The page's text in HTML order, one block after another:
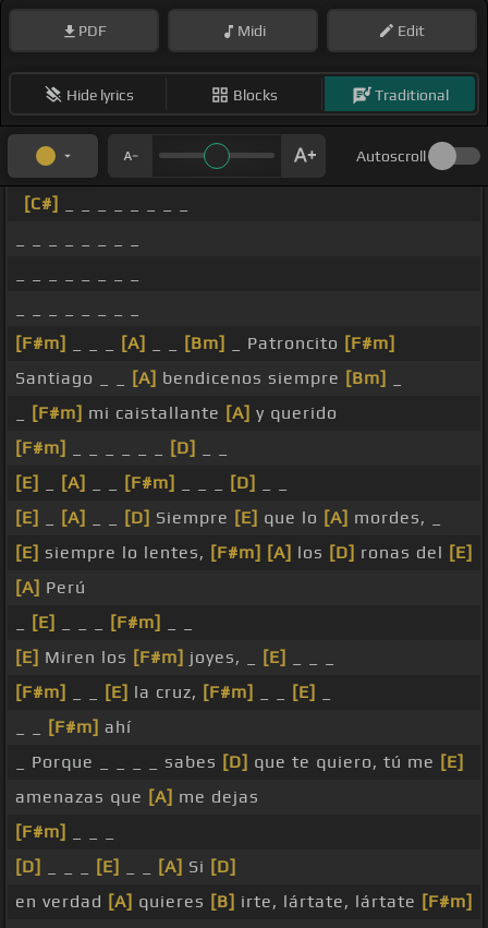
PDF Midi Edit
Hide lyrics Blocks Traditional
Autoscroll
[C#]
[F#m]
[A] [Bm] _ Patroncito [F#m]
Santiago _ _
[A] bendicenos siempre [Bm]
[F#m] mi caistallante [A] y querido
[F#m]
[D]
[E]
[A] [F#m] [D]
[E]
[A] [D] Siempre [E] que lo [A] mordes, _
[E] siempre lo lentes, [F#m] [A] los [D] ronas del [E]
[A] Perú
[E] [F#m]
[E] Miren los [F#m] joyes, _ [E]
[F#m]
[E] la cruz, [F#m] [E]
[F#m] ahí
_ Porque _ _ _ _ sabes [D] que te quiero, tú me [E]
amenazas que [A] me dejas
[F#m]
[D]
[E] [A] Si [D]
en verdad [A] quieres [B] irte, lártate, lártate [F#m]